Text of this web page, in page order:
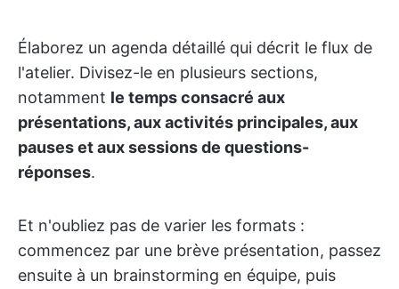
Élaborez un agenda détaillé qui décrit le flux de
l'atelier. Divisez-le en plusieurs sections,
notamment le temps consacré aux
présentations, aux activités principales, aux
pauses et aux sessions de questions-
réponses.
Et n'oubliez pas de varier les formats :
commencez par une brève présentation, passez
ensuite à un brainstorming en équipe, puis